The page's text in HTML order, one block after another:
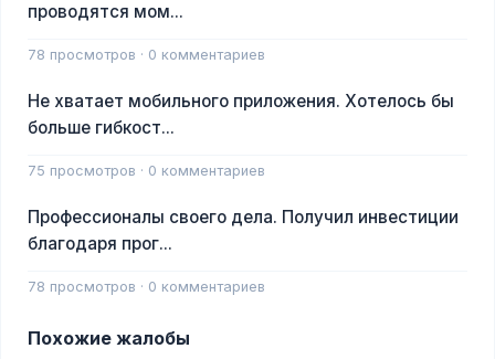
проводятся мом...
78 просмотров · 0 комментариев
Не хватает мобильного приложения. Хотелось бы
больше гибкост...
75 просмотров · 0 комментариев
Профессионалы своего дела. Получил инвестиции
благодаря прог...
78 просмотров · 0 комментариев
Похожие жалобы